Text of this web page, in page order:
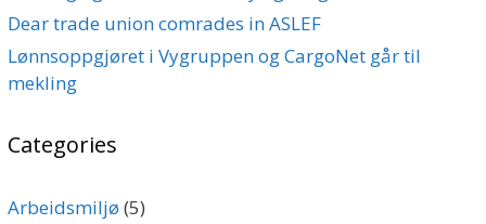
Dear trade union comrades in ASLEF
Lønnsoppgjøret i Vygruppen og CargoNet går til
mekling
Categories
Arbeidsmiljø (5)